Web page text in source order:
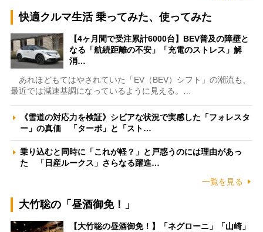
快適クルマ生活 乗ってみた、使ってみた
【4ヶ月間で受注累計6000台】BEV普及の障壁と
なる「航続距離の不安」「充電のストレス」解
消…
あれほどもてはやされていた「EV（BEV）シフト」の潮流も、
最近では減速基調になっているように見える。…
《雪道の対応力を検証》シビアな状況で実感した「フォレスタ
ー」の真価 「ターボ」と「スト…
乗り込むと同時に「これが軽？」と戸惑うのには理由があっ
た 「日産ルークス」さらなる躍進…
一覧を見る
大竹聡の「昼酒御免！」
【大竹聡の昼酒御免！】「ネグローニ」「山崎」